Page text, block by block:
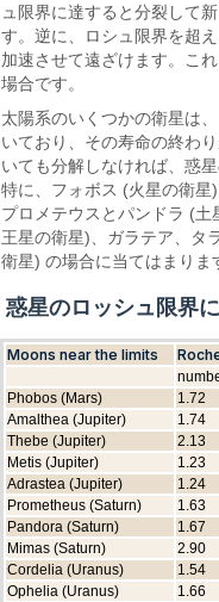
ュ限界に達すると分裂して
す。逆に、ロシュ限界を超
加速させて遠ざけます。こ
場合です。
太陽系のいくつかの衛星は
いており、その寿命の終わ
いても分解しなければ、惑
特に、フォボス (火星の衛星
プロメテウスとパンドラ (
王星の衛星)、ガラテア、タ
衛星) の場合に当てはまりま
惑星のロッシュ限界
Moons near the limits
Phobos (Mars)
1.72
Amalthea (Jupiter)
1.74
Thebe (Jupiter)
2.13
Metis (Jupiter)
1.23
Adrastea (Jupiter)
1.24
Prometheus (Saturn)
1.63
Pandora (Saturn)
1.67
Mimas (Saturn)
2.90
Cordelia (Uranus)
1.54
Ophelia (Uranus)
1.66